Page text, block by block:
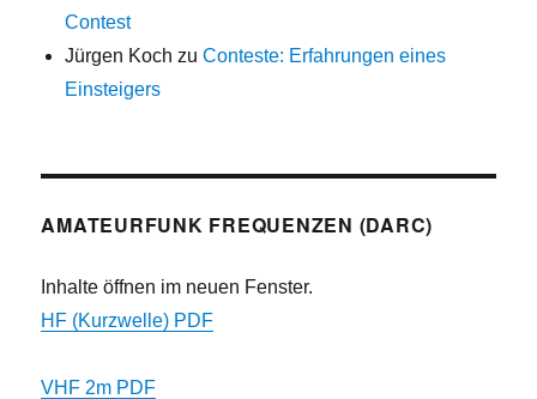
Contest
Jürgen Koch zuConteste: Erfahrungen eines
Einsteigers
AMATEURFUNK FREQUENZEN (DARC)
Inhalte öffnen im neuen Fenster.
HF (Kurzwelle) PDF
VHF 2m PDF